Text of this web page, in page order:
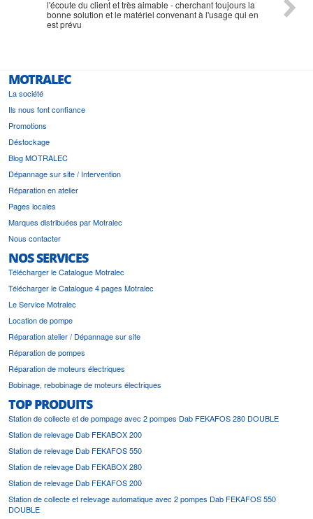
l'écoute du client et très aimable - cherchant toujours la
bonne solution et le matériel convenant à l'usage qui en
est prévu
MOTRALEC
La société
Ils nous font confiance
Promotions
Déstockage
Blog MOTRALEC
Dépannage sur site / Intervention
Réparation en atelier
Pages locales
Marques distribuées par Motralec
Nous contacter
NOS SERVICES
Télécharger le Catalogue Motralec
Télécharger le Catalogue 4 pages Motralec
Le Service Motralec
Location de pompe
Réparation atelier / Dépannage sur site
Réparation de pompes
Réparation de moteurs électriques
Bobinage, rebobinage de moteurs électriques
TOP PRODUITS
Station de collecte et de pompage avec 2 pompes Dab FEKAFOS 280 DOUBLE
Station de relevage Dab FEKABOX 200
Station de relevage Dab FEKAFOS 550
Station de relevage Dab FEKABOX 280
Station de relevage Dab FEKAFOS 200
Station de collecte et relevage automatique avec 2 pompes Dab FEKAFOS 550
DOUBLE